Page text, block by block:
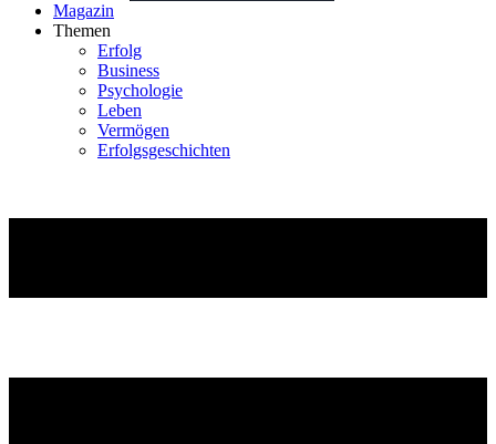
Magazin
Themen
Erfolg
Business
Psychologie
Leben
Vermögen
Erfolgsgeschichten